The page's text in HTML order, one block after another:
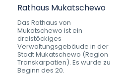
Rathaus Mukatschewo
Das Rathaus von
Mukatschewo ist ein
dreistöckiges
Verwaltungsgebäude in der
Stadt Mukatschewo (Region
Transkarpatien). Es wurde zu
Beginn des 20.